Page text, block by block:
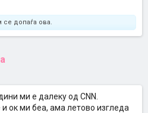
се допаѓа ова.
ми е далеку од CNN.
ок ми беа, ама летово изгледа